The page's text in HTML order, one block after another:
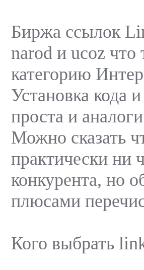
Биржа ссылок
narod и ucoz что
категорию
Установка кода
проста и
Можно сказать
практически ни
конкурента, но
плюсами
Кого выбрать